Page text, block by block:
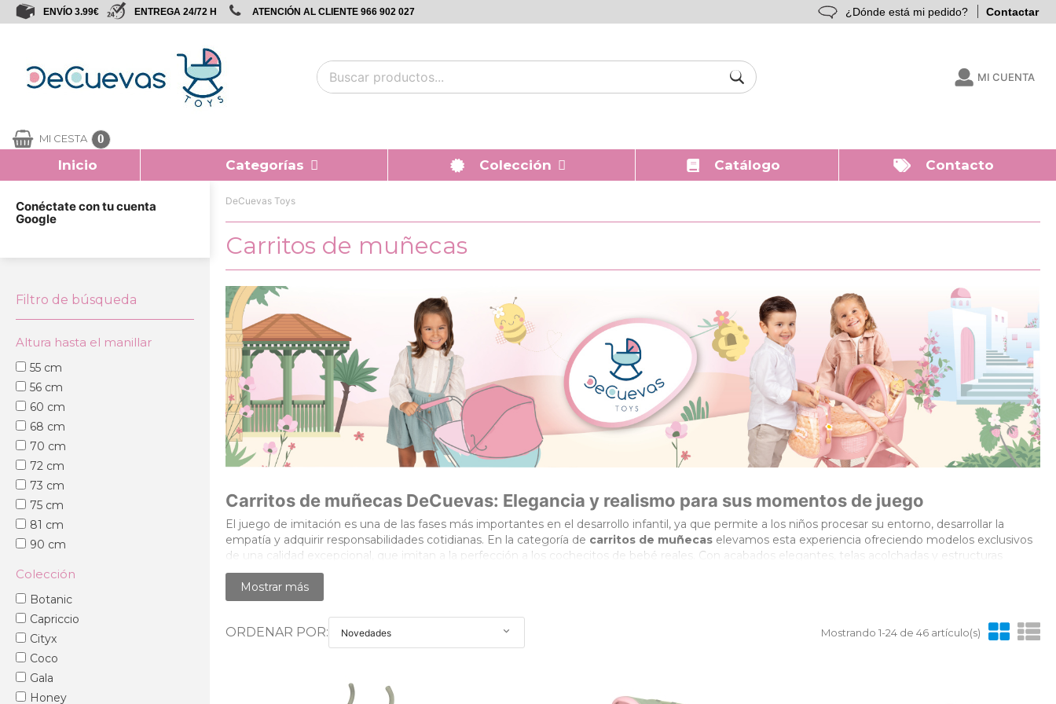
ENVÍO 3.99€ ENTREGA 24/72 H ATENCIÓN AL CLIENTE 966 902 027 ¿Dónde está mi pedido? Contactar
MI CUENTA
MI CESTA 0
Inicio Categorías Colección Catálogo Contacto
Conéctate con tu cuenta
Google
Filtro de búsqueda
Altura hasta el manillar
55 cm
56 cm
60 cm
68 cm
70 cm
72 cm
73 cm
75 cm
81 cm
90 cm
Colección
Botanic
Capriccio
Cityx
Coco
Gala
Honey
DeCuevas Toys
Carritos de muñecas
Carritos de muñecas DeCuevas: Elegancia y realismo para sus momentos de juego
El juego de imitación es una de las fases más importantes en el desarrollo infantil, ya que permite a los niños procesar su entorno, desarrollar la
empatía y adquirir responsabilidades cotidianas. En la categoría de carritos de muñecas elevamos esta experiencia ofreciendo modelos exclusivos
de una calidad excepcional, que imitan a la perfección a los cochecitos de bebé reales. Con acabados elegantes, telas acolchadas y estructuras
robustas, estos juguetes transforman cada paseo en una aventura llena de estilo y realismo.
Contamos con una cuidada selección de colecciones conocidas por sus diseños de inspiración clásica, tonos pastel, puntillas y estampados delicados.
Si estás buscando un juguete duradero que no solo entretenga, sino que se convierta en un recuerdo inolvidable de la infancia, nuestros
de muñecasson la elección perfecta.
Para facilitar la elección de las familias y asegurar una ergonomía perfecta según la estatura del niño, hemos dividido nuestro catálogo en diferentes
tipologías de producto:
Mostrar más
ORDENAR POR: Novedades  Mostrando 1-24 de 46 artículo(s)